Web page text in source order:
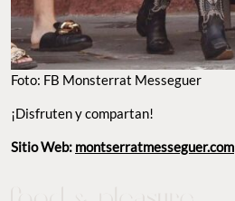
Foto: FB Monsterrat Messeguer
¡Disfruten y compartan!
Sitio Web: montserratmesseguer.com